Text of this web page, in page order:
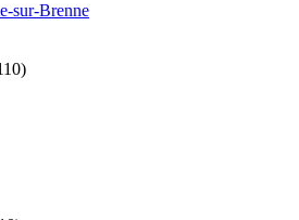
sur-Brenne